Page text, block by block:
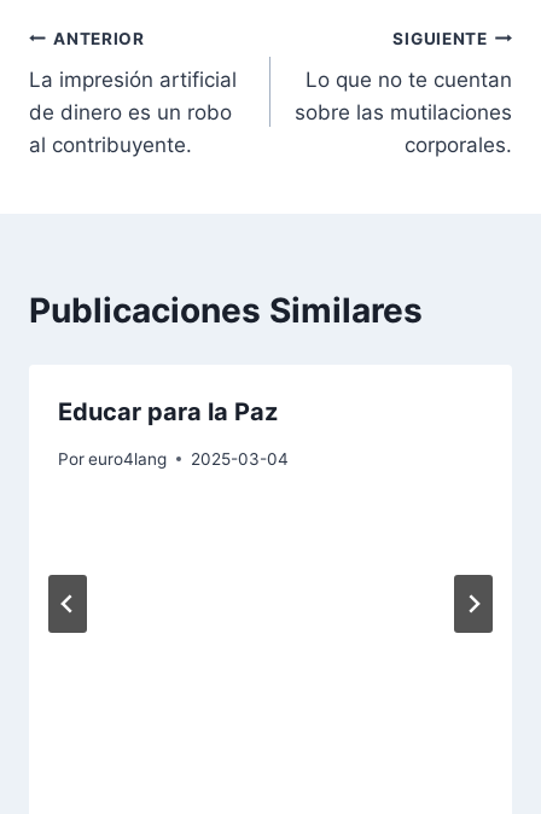
Navegación
de
entradas
ANTERIOR
La impresión artificial
de dinero es un robo
al contribuyente.
SIGUIENTE
Lo que no te cuentan
sobre las mutilaciones
corporales.
Publicaciones Similares
Educar para la Paz
Poreuro4lang 2025-03-04